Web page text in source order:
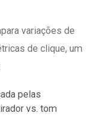
variações de
de clique, um
pelas
vs. tom